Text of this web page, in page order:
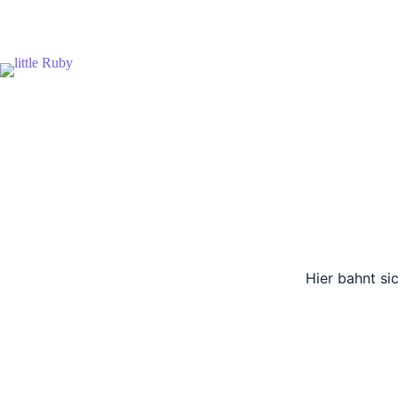
Hier bahnt